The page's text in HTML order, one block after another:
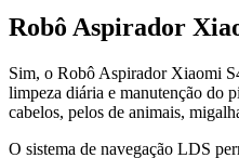
Robô Aspirador
Sim, o Robô Aspirador Xiaomi
limpeza diária e manutenção do
cabelos, pelos de animais,
O sistema de navegação LDS